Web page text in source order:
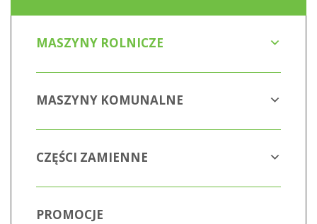
MASZYNY ROLNICZE
MASZYNY KOMUNALNE
CZĘŚCI ZAMIENNE
PROMOCJE